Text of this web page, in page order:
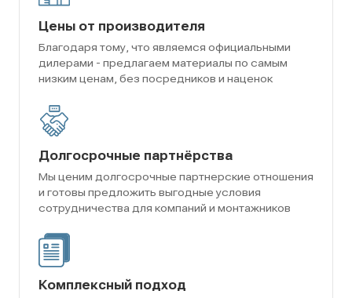
Цены от производителя
Благодаря тому, что являемся официальными
дилерами - предлагаем материалы по самым
низким ценам, без посредников и наценок
Долгосрочные партнёрства
Мы ценим долгосрочные партнерские отношения
и готовы предложить выгодные условия
сотрудничества для компаний и монтажников
Комплексный подход